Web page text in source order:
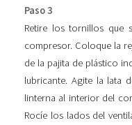
Paso 3
Retire los tornillos que
compresor. Coloque la
de la pajita de plástico
lubricante. Agite la lata
linterna al interior del
Rocíe los lados del